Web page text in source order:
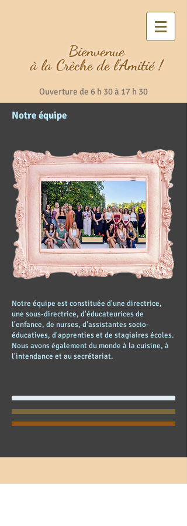
Bienvenue
à la Crèche de l'Amitié!
Ouverture de 6 h 30 à 17 h 30
Notre équipe
Notre équipe est constituée d'une directrice,
une sous-directrice, d'éducateurices de
l'enfance, de nurses, d'assistantes socio-
éducatives, d'apprenties et de stagiaires écoles.
Nous avons également du monde à la cuisine, à
l'intendance et au secrétariat.